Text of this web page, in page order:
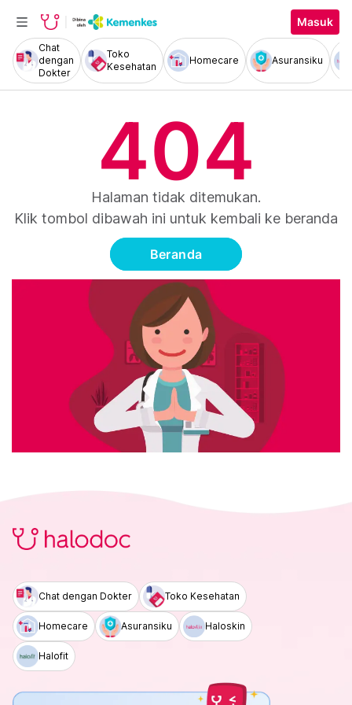
Masuk
Chat
dengan
Dokter
Toko
Kesehatan
Homecare Asuransiku
404
Halaman tidak ditemukan.
Klik tombol dibawah ini untuk kembali ke beranda
Beranda
Chat dengan Dokter Toko Kesehatan
Homecare Asuransiku Haloskin
Halofit